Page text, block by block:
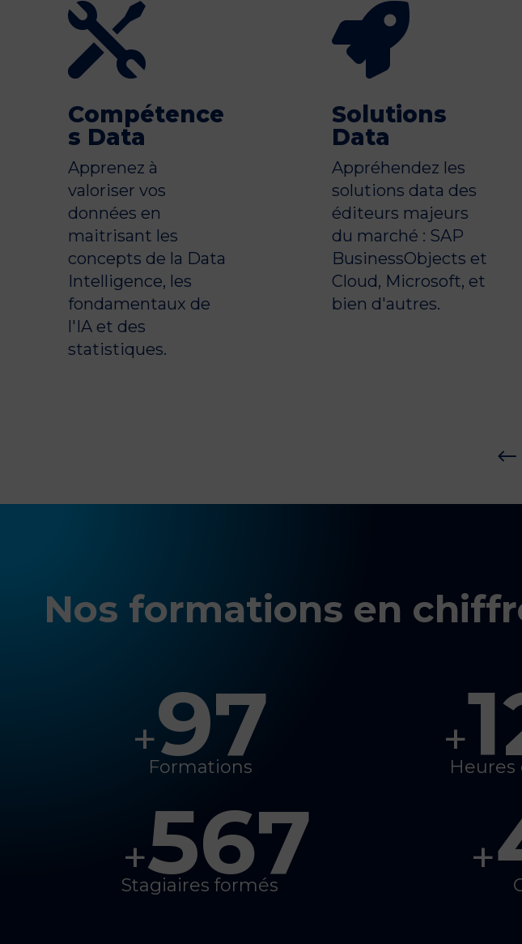

Compétence
s Data
Apprenez à
valoriser vos
données en
maitrisant les
concepts de la Data
Intelligence, les
fondamentaux de
l'IA et des
statistiques.

Solutions
Data
Appréhendez les
solutions data des
éditeurs majeurs
du marché : SAP
BusinessObjects et
Cloud, Microsoft, et
bien d'autres.
#
Nos formations en
+97
Formations
+567
Stagiaires formés
+
+